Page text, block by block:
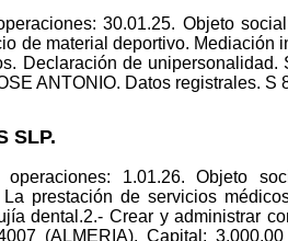
30.01.25. Objeto
de material deportivo.
Declaración de
ANTONIO. Datos registrales. S
SLP.
operaciones: 1.01.26. Objeto
prestación de servicios
dental.2.- Crear y administrar
(ALMERIA). Capital: